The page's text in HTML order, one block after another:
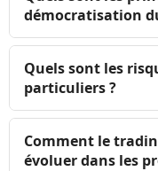
démocratisation
Quels sont les
particuliers ?
Comment le
évoluer dans les